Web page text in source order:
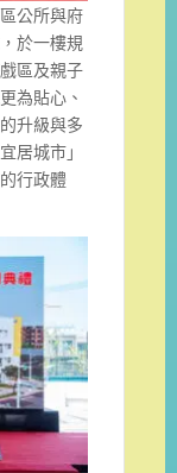
公所與府
於一樓規
區及親子
為貼心、
升級與多
居城市」
行政體